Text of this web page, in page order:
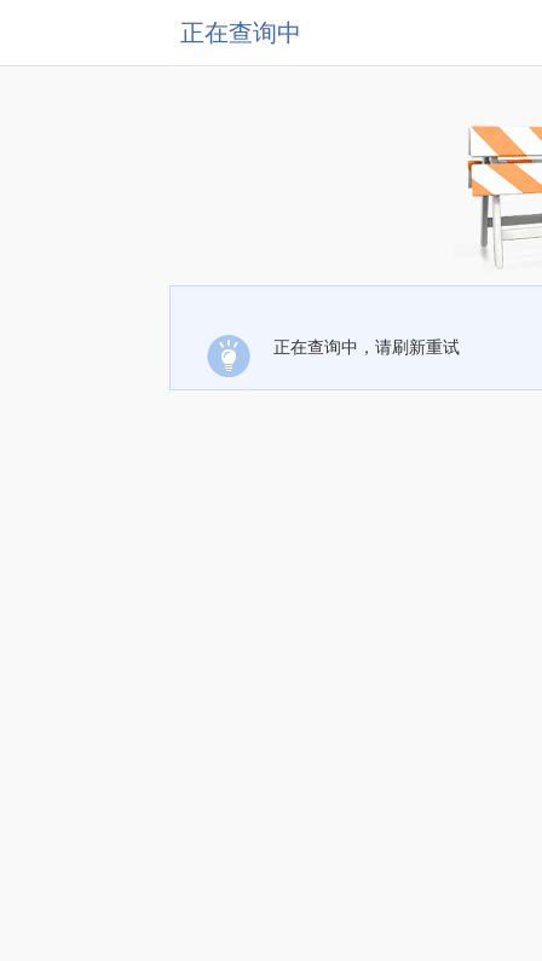
正在查询中
正在查询中，请刷新重试